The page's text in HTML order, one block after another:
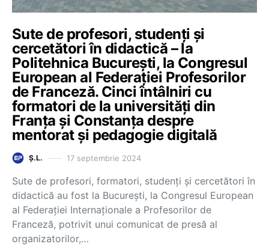
Sute de profesori, studenți și
cercetători în didactică – la
Politehnica București, la Congresul
European al Federației Profesorilor
de Franceză. Cinci întâlniri cu
formatori de la universități din
Franța și Constanța despre
mentorat și pedagogie digitală
Ș.L. 17 septembrie 2024
Sute de profesori, formatori, studenți și cercetători în
didactică au fost la București, la Congresul European
al Federației Internaționale a Profesorilor de
Franceză, potrivit unui comunicat de presă al
organizatorilor,…